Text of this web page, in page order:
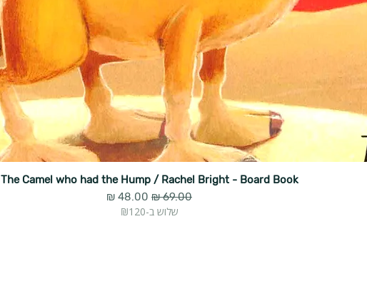
The Camel who had the Hump / Rachel Bright - Board Book
מחיר רגיל מחיר מבצע
שלוש ב-₪120